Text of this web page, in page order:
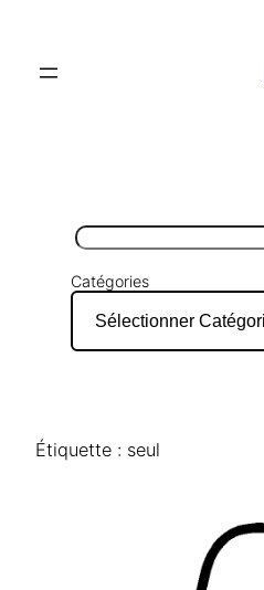
contenu
Rechercher
Catégories
Étiquette : seul